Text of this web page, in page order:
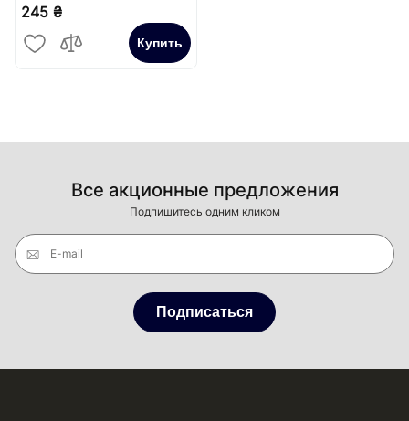
245 ₴
Купить
Все акционные предложения
Подпишитесь одним кликом
E-mail
Подписаться